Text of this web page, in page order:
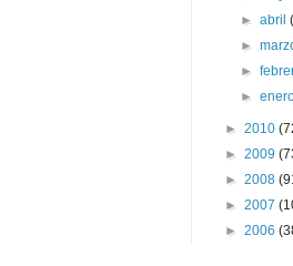
►abril
►
►
►
► 2010
► 2009
► 2008
► 2007
► 2006